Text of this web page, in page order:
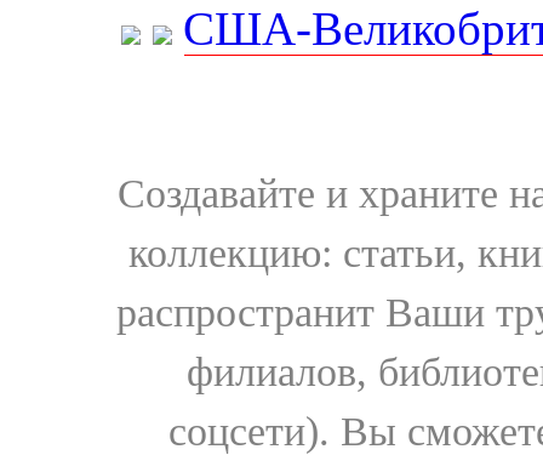
США-
Создавайте и храните
коллекцию: статьи,
распространит Ваши
филиалов,
соцсети). Вы